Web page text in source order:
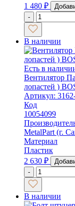
1 480 ₽
-
В наличии
Есть в
Вентилятор
лопастей )
Артикул:
Код
10054099
MetalPart (г.
Материал
Пластик
2 630 ₽
-
В наличии